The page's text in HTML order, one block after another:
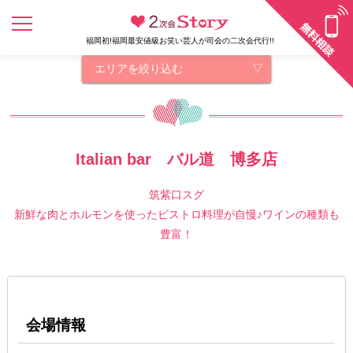
福岡初!福岡最安値級お笑い芸人が司会の二次会代行!!
エリアを絞り込む
Italian bar バル道 博多店
筑紫口スグ
新鮮な肉とホルモンを使ったビストロ料理が自慢♪ワインの種類も
豊富！
会場情報